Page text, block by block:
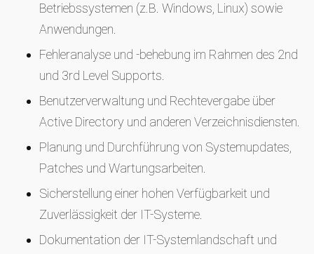
Betriebssystemen (z.B. Windows, Linux) sowie
Anwendungen.
Fehleranalyse und -behebung im Rahmen des 2nd
und 3rd Level Supports.
Benutzerverwaltung und Rechtevergabe über
Active Directory und anderen Verzeichnisdiensten.
Planung und Durchführung von Systemupdates,
Patches und Wartungsarbeiten.
Sicherstellung einer hohen Verfügbarkeit und
Zuverlässigkeit der IT-Systeme.
Dokumentation der IT-Systemlandschaft und